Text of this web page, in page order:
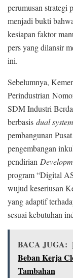
perumusan strategi
menjadi bukti
kesiapan faktor
pers yang dilansir
ini.
Sebelumnya,
Perindustrian
SDM Industri
berbasis dual system
pembangunan
pengembangan
pendirian
program “Digital
wujud keseriusan
yang adaptif
sesuai kebutuhan
BACA JUGA:
Beban Kerja
Tambahan